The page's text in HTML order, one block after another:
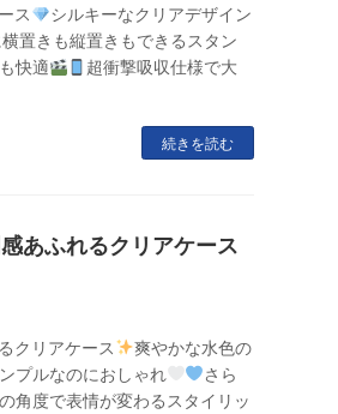
ス
シルキーなクリアデザイン
置きも縦置きもできるスタン
快適
超衝撃吸収仕様で大
続きを読む
あふれるクリアケース
クリアケース
爽やかな水色の
プルなのにおしゃれ
さら
角度で表情が変わるスタイリッ